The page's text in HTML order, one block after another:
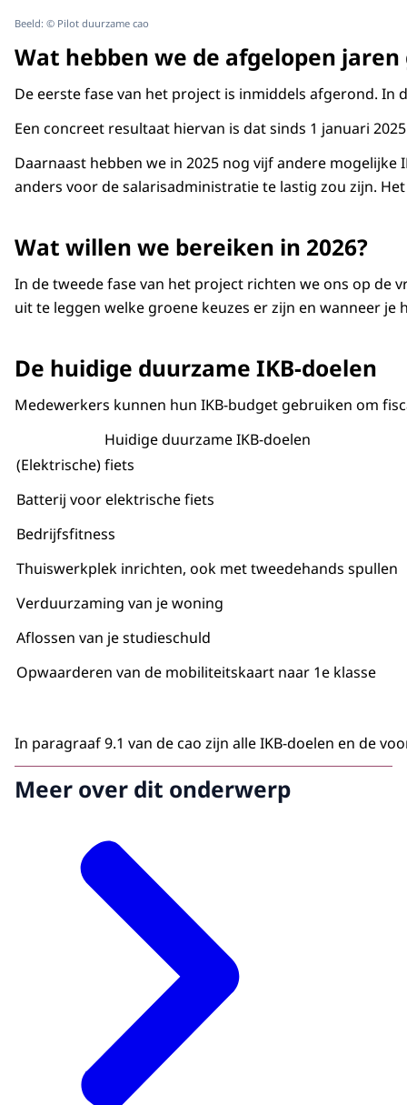
Beeld: © Pilot duurzame cao
Wat hebben we de afgelopen jaren
De eerste fase van het project is inmiddels afgerond.
Een concreet resultaat hiervan is dat sinds 1 januari
Daarnaast hebben we in 2025 nog vijf andere
anders voor de salarisadministratie te lastig zou zijn.
Wat willen we bereiken in 2026?
In de tweede fase van het project richten we ons op de
uit te leggen welke groene keuzes er zijn en wanneer je
De huidige duurzame IKB-doelen
Medewerkers kunnen hun IKB-budget gebruiken om
Huidige duurzame IKB-doelen
(Elektrische) fiets
Batterij voor elektrische fiets
Bedrijfsfitness
Thuiswerkplek inrichten, ook met tweedehands spullen
Verduurzaming van je woning
Aflossen van je studieschuld
Opwaarderen van de mobiliteitskaart naar 1e klasse
In paragraaf 9.1 van de cao zijn alle IKB-doelen en de
Meer over dit onderwerp